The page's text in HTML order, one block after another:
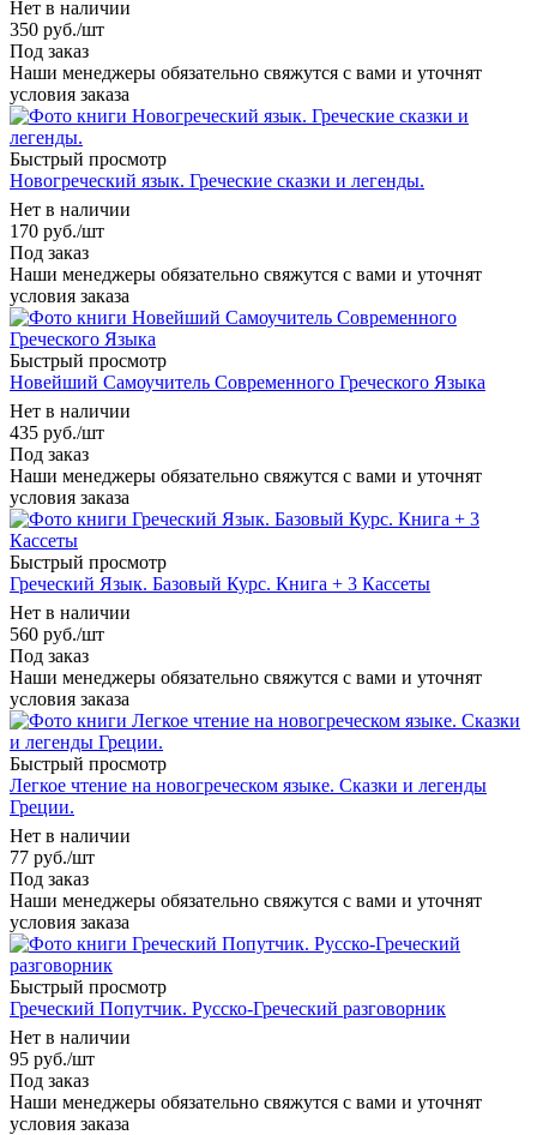
Нет в наличии
350 руб./шт
Под заказ
Наши менеджеры обязательно свяжутся с вами и уточнят
условия заказа
Быстрый просмотр
Новогреческий язык. Греческие сказки и легенды.
Нет в наличии
170 руб./шт
Под заказ
Наши менеджеры обязательно свяжутся с вами и уточнят
условия заказа
Быстрый просмотр
Новейший Самоучитель Современного Греческого Языка
Нет в наличии
435 руб./шт
Под заказ
Наши менеджеры обязательно свяжутся с вами и уточнят
условия заказа
Быстрый просмотр
Греческий Язык. Базовый Курс. Книга + 3 Кассеты
Нет в наличии
560 руб./шт
Под заказ
Наши менеджеры обязательно свяжутся с вами и уточнят
условия заказа
Быстрый просмотр
Легкое чтение на новогреческом языке. Сказки и легенды
Греции.
Нет в наличии
77 руб./шт
Под заказ
Наши менеджеры обязательно свяжутся с вами и уточнят
условия заказа
Быстрый просмотр
Греческий Попутчик. Русско-Греческий разговорник
Нет в наличии
95 руб./шт
Под заказ
Наши менеджеры обязательно свяжутся с вами и уточнят
условия заказа